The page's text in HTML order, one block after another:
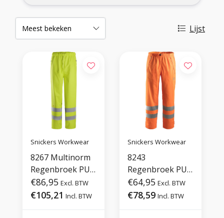
Lijst
Snickers Workwear
8267 Multinorm
Regenbroek PU,
Hi-Vis
€86,95 Excl. BTW
€105,21 Incl. BTW
Snickers Workwear
8243
Regenbroek PU
High Vis Klasse 2
€64,95 Excl. BTW
€78,59 Incl. BTW